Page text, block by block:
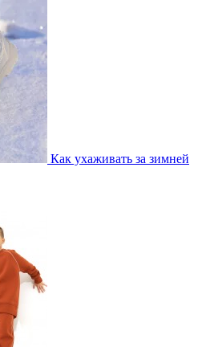
Как ухаживать за зимней